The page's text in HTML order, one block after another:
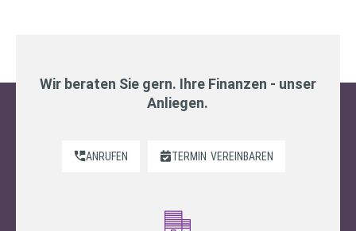
Wir beraten Sie gern. Ihre Finanzen - unser
Anliegen.
ANRUFEN TERMIN VEREINBAREN